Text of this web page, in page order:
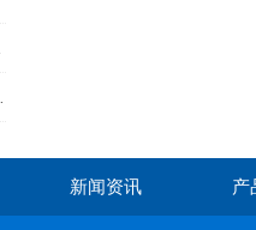
新闻资讯 产